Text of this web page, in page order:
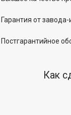
Гарантия от завода-
Постгарантийное
Как